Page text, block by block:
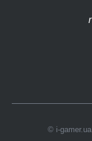
© i-